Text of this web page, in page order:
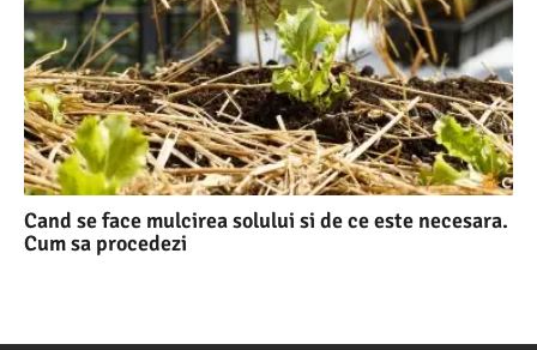
Cand se face mulcirea solului si de ce este necesara.
Cum sa procedezi